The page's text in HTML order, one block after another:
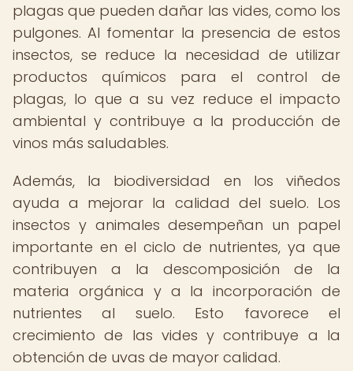
plagas que pueden dañar las vides, como los
pulgones. Al fomentar la presencia de estos
insectos, se reduce la necesidad de utilizar
productos químicos para el control de
plagas, lo que a su vez reduce el impacto
ambiental y contribuye a la producción de
vinos más saludables.
Además, la biodiversidad en los viñedos
ayuda a mejorar la calidad del suelo. Los
insectos y animales desempeñan un papel
importante en el ciclo de nutrientes, ya que
contribuyen a la descomposición de la
materia orgánica y a la incorporación de
nutrientes al suelo. Esto favorece el
crecimiento de las vides y contribuye a la
obtención de uvas de mayor calidad.